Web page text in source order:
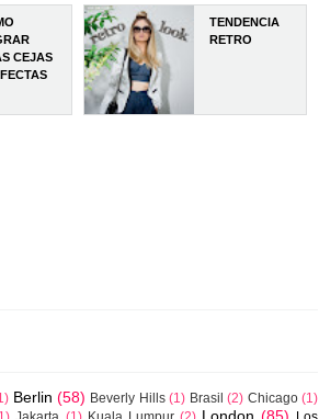
CEJAS
TENDENCIA
RETRO
Berlin (58) Beverly Hills (1) Brasil (2) Chicago (1)